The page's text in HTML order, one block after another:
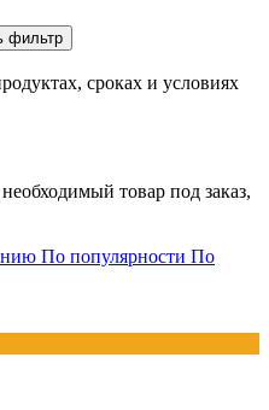
сроках и условиях
товар под заказ,
По популярности По